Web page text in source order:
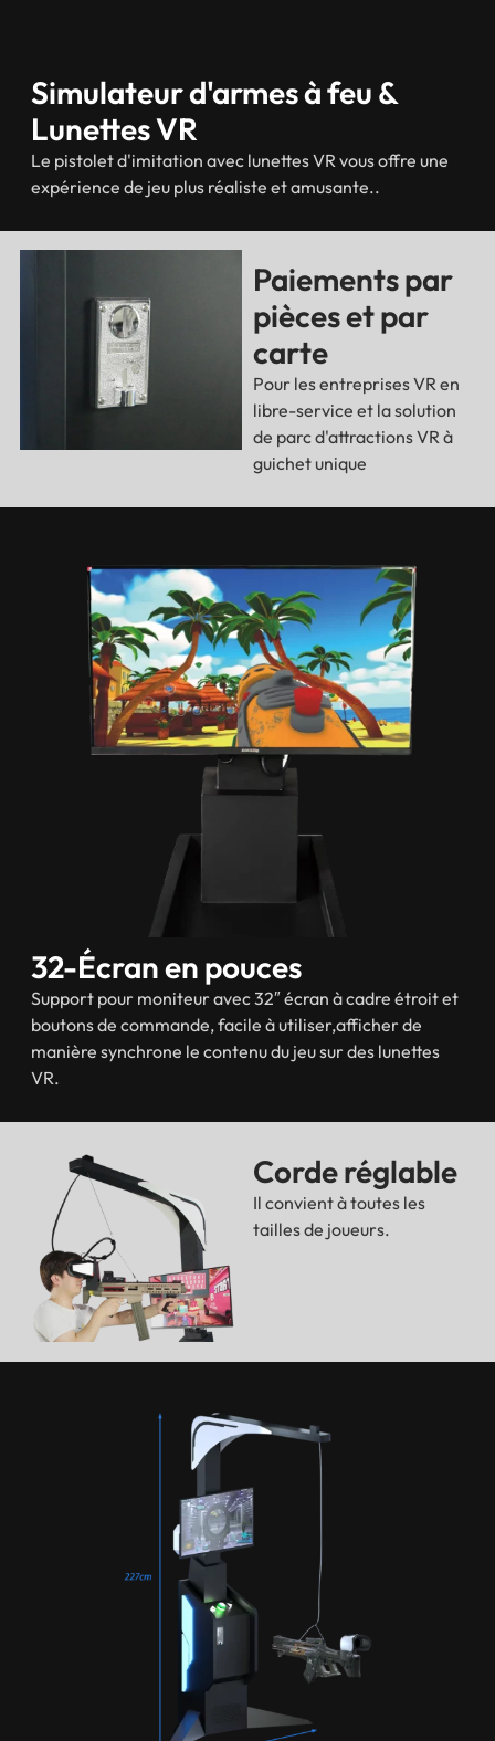
Simulateur d'armes à feu &
Lunettes VR
Le pistolet d'imitation avec lunettes VR vous offre une
expérience de jeu plus réaliste et amusante..
Paiements par
pièces et par
carte
Pour les entreprises VR en
libre-service et la solution
de parc d'attractions VR à
guichet unique
32-Écran en pouces
Support pour moniteur avec 32″ écran à cadre étroit et
boutons de commande, facile à utiliser,afficher de
manière synchrone le contenu du jeu sur des lunettes
VR.
Corde réglable
Il convient à toutes les
tailles de joueurs.